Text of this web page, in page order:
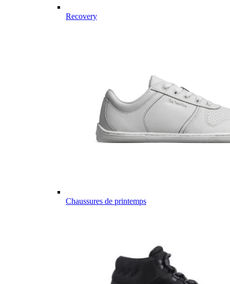
Recovery
Chaussures de printemps